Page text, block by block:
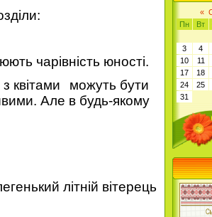
чарівність юності.
квітами
можуть бути
Але в будь-якому
літній вітерець
«
Пн
Вт
3
4
10
11
17
18
24
25
31